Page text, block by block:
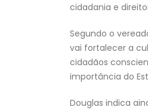
cidadania e
Segundo o
vai fortalecer a
cidadãos
importância do
Douglas indica